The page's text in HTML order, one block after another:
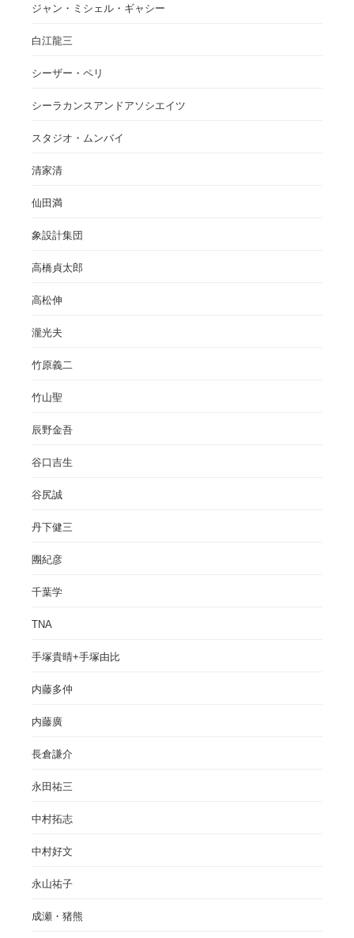
ジャン・ミシェル・ギャシー
白江龍三
シーザー・ペリ
シーラカンスアンドアソシエイツ
スタジオ・ムンバイ
清家清
仙田満
象設計集団
高橋貞太郎
高松伸
瀧光夫
竹原義二
竹山聖
辰野金吾
谷口吉生
谷尻誠
丹下健三
團紀彦
千葉学
TNA
手塚貴晴+手塚由比
内藤多仲
内藤廣
長倉謙介
永田祐三
中村拓志
中村好文
永山祐子
成瀬・猪熊